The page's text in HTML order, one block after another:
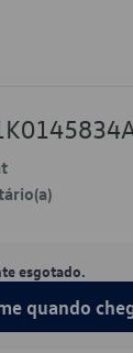
esgotado.
quando